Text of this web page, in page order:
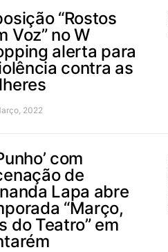
“Rostos
Voz” no W
alerta para
contra as
2022
com
de
Lapa abre
“Março,
do Teatro” em